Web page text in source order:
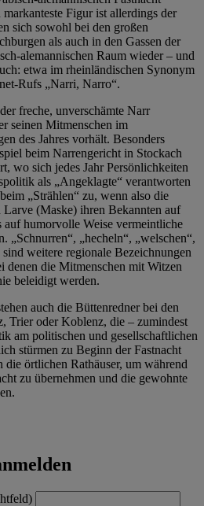
Figur ist allerdings der
sich sowohl bei den großen
als auch in den Gassen der
alemannischen Raum wieder – und
etwa im rheinländischen Synonym
Rufs „Narri, Narro“.
freche, unverschämte Narr
seinen Mitmenschen im
des Jahres vorhält. Besonders
beim Narrengericht in Stockach
wo sich jedes Jahr Persönlichkeiten
als „Angeklagte“ verantworten
„Strählen“ zu, wenn also die
(Maske) ihren Bekannten auf
auf humorvolle Weise vermeintliche
„Schnurren“, „hecheln“, „welschen“,
weitere regionale Bezeichnungen
denen die Mitmenschen mit Witzen
beleidigt werden.
auch die Büttenredner bei den
Trier oder Koblenz, die – zumindest
am politischen und gesellschaftlichen
stürmen zu Beginn der Fastnacht
örtlichen Rathäuser, um während
zu übernehmen und die gewohnte